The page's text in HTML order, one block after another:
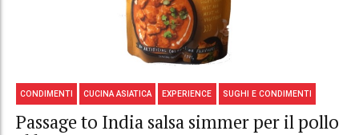
CONDIMENTI CUCINA ASIATICA EXPERIENCE SUGHI E CONDIMENTI
Passage to India salsa simmer per il pollo